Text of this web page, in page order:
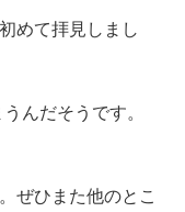
めて拝見しまし
んだそうです。
ぜひまた他のとこ